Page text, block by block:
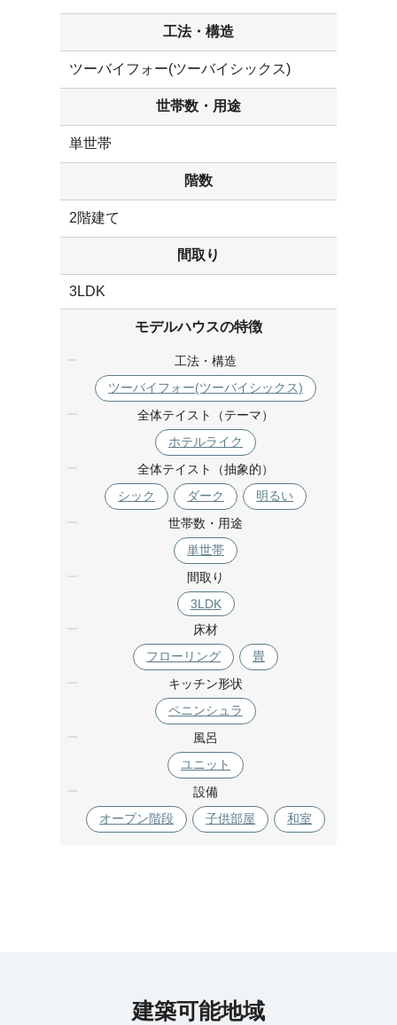
工法・構造
ツーバイフォー(ツーバイシックス)
世帯数・用途
単世帯
階数
2階建て
間取り
3LDK
モデルハウスの特徴
工法・構造
ツーバイフォー(ツーバイシックス)
全体テイスト（テーマ）
ホテルライク
全体テイスト（抽象的）
シック
ダーク
明るい
世帯数・用途
単世帯
間取り
3LDK
床材
フローリング
畳
キッチン形状
ペニンシュラ
風呂
ユニット
設備
オープン階段
子供部屋 和室
建築可能地域